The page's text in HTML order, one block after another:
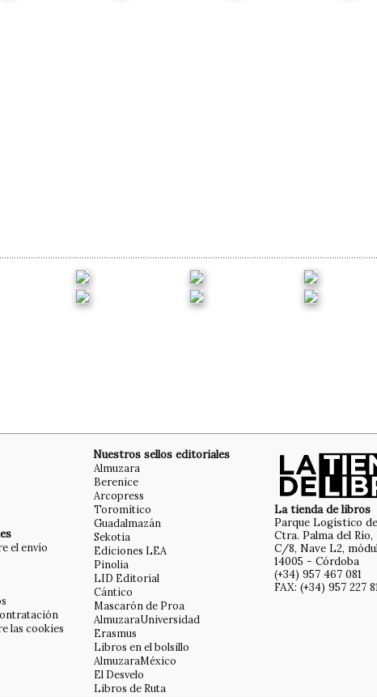
el envío
las cookies
Nuestros sellos editoriales
Almuzara
Berenice
Arcopress
Toromítico
Guadalmazán
Sekotia
Ediciones LEA
Pinolia
LID Editorial
Cántico
Mascarón de Proa
AlmuzaraUniversidad
Erasmus
Libros en el bolsillo
AlmuzaraMéxico
El Desvelo
Libros de Ruta
La tienda de libros
Parque Logístico
Ctra. Palma del
C/8, Nave L2,
14005 - Córdoba
(+34) 957 467 081
FAX: (+34) 957 227